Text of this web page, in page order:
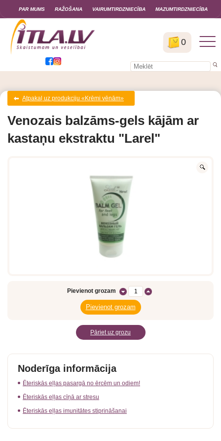
0
PAR MUMS RAŽOŠANA VAIRUMTIRDZNIECĪBA MAZUMTIRDZNIECĪBA
Atpakaļ uz produkciju «Krēmi vēnām»
Venozais balzāms-gels kājām ar
kastaņu ekstraktu "Larel"
Pievienot grozam
Pāriet uz grozu
Noderīga informācija
Ēteriskās eļļas pasargā no ērcēm un odiem!
Ēteriskās eļļas cīņā ar stresu
Ēteriskās eļļas imunitātes stiprināšanai